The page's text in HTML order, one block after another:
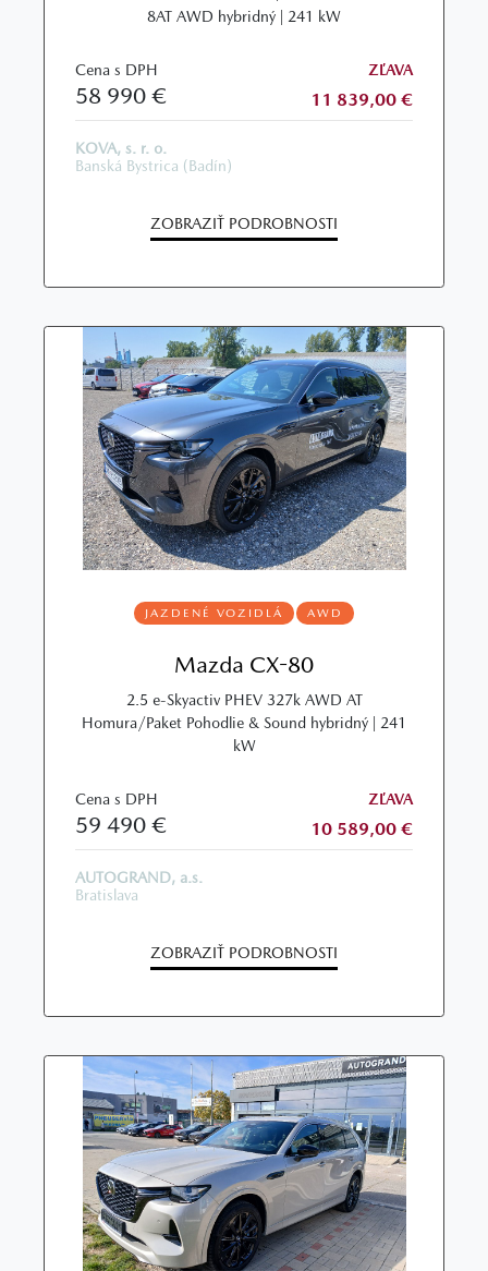
8AT AWD hybridný | 241 kW
Cena s DPH
58 990 €
ZĽAVA
11 839,00 €
KOVA, s. r. o.
Banská Bystrica (Badín)
ZOBRAZIŤ PODROBNOSTI
JAZDENÉ VOZIDLÁ AWD
Mazda CX-80
2.5 e-Skyactiv PHEV 327k AWD AT
Homura/Paket Pohodlie & Sound hybridný | 241
kW
Cena s DPH
59 490 €
ZĽAVA
10 589,00 €
AUTOGRAND, a.s.
Bratislava
ZOBRAZIŤ PODROBNOSTI